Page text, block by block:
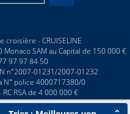
croisière - CRUISELINE
SAM au Capital de 150 000 €
97 97 84 50
n°2007-01231/2007-01232
N° police 4000717380/0
RSA de 4 000 000 €
rights reserved